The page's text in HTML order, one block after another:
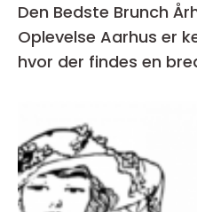
Den Bedste Brunch
Oplevelse Aarhus er
hvor der findes en